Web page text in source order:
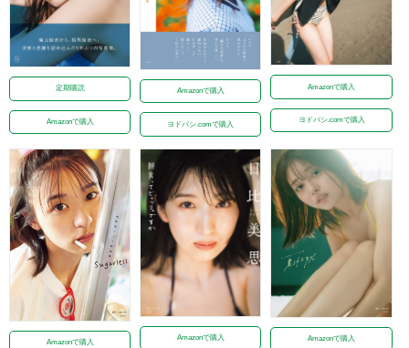
定期購読
Amazonで購入
Amazonで購入
ヨドバシ.comで購入
Amazonで購入
ヨドバシ.comで購入
Amazonで購入
Amazonで購入 Amazonで購入